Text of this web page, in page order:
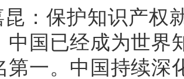
昆：保护知识产权
中国已经成为世界
第一。中国持续深